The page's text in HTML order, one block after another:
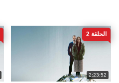
2:23:52
الحلقة 2